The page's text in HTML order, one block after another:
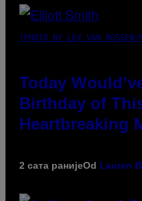
(PHOTO BY LEX VAN ROSSEN/
Today
Birthday of
Heartbreaking
2 сата ранијеOd Lauren